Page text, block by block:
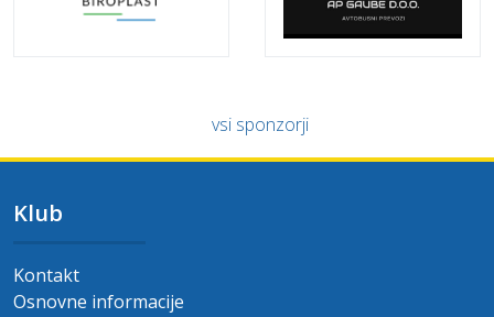
vsi sponzorji
Klub
Kontakt
Osnovne informacije